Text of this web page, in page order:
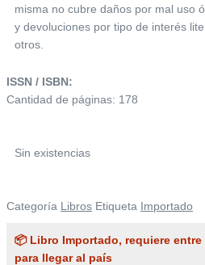
misma no cubre daños por mal uso
y devoluciones por tipo de interés
otros.
ISSN / ISBN:
Cantidad de páginas: 178
Sin existencias
Categoría Libros Etiqueta Importado
📦 Libro Importado, requiere
para llegar al país